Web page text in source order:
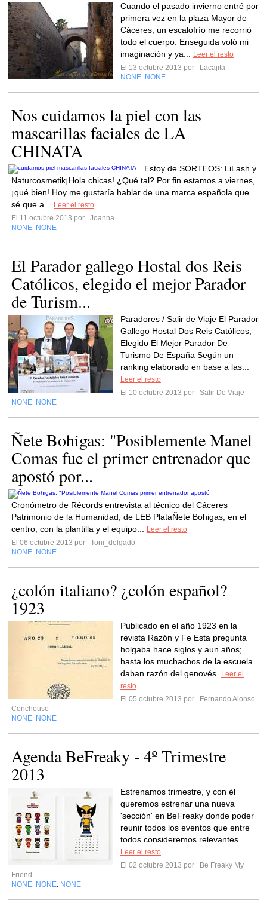
Cuando el pasado invierno entré por
primera vez en la plaza Mayor de
Cáceres, un escalofrío me recorrió
todo el cuerpo. Enseguida voló mi
imaginación y ya...
Leer el resto
El 13 octubre 2013 por
Lacajita
NONE NONE
Nos cuidamos la piel con las
mascarillas faciales de LA
CHINATA
Estoy de SORTEOS: LiLash y
Naturcosmetik¡Hola chicas! ¿Qué tal? Por fin estamos a viernes,
¡qué bien! Hoy me gustaría hablar de una marca española que
sé que a...
Leer el resto
El 11 octubre 2013 por
Joanna
NONE NONE
El Parador gallego Hostal dos Reis
Católicos, elegido el mejor Parador
de Turism...
Paradores / Salir de Viaje El Parador
Gallego Hostal Dos Reis Católicos,
Elegido El Mejor Parador De
Turismo De España Según un
ranking elaborado en base a las...
Leer el resto
El 10 octubre 2013 por
Salir De Viaje
NONE NONE
Ñete Bohigas: "Posiblemente Manel
Comas fue el primer entrenador que
apostó por...
Cronómetro de Récords entrevista al técnico del Cáceres
Patrimonio de la Humanidad, de LEB PlataÑete Bohigas, en el
centro, con la plantilla y el equipo...
Leer el resto
El 06 octubre 2013 por
Toni_delgado
NONE NONE
¿colón italiano? ¿colón español?
1923
Publicado en el año 1923 en la
revista Razón y Fe Esta pregunta
holgaba hace siglos y aun años;
hasta los muchachos de la escuela
daban razón del genovés.
Leer el
resto
El 05 octubre 2013 por
Fernando Alonso
Conchouso
NONE NONE
Agenda BeFreaky - 4º Trimestre
2013
Estrenamos trimestre, y con él
queremos estrenar una nueva
'sección' en BeFreaky donde poder
reunir todos los eventos que entre
todos consideremos relevantes...
Leer el resto
El 02 octubre 2013 por
Be Freaky My
Friend
NONE NONE NONE